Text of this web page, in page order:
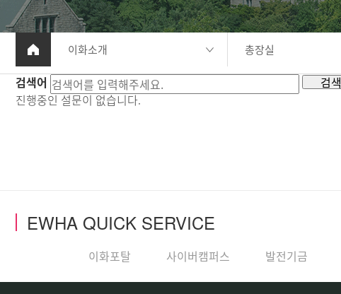
이화소개 총장실
검색어
검색
진행중인 설문이 없습니다.
EWHA QUICK SERVICE
이화포탈 사이버캠퍼스 발전기금